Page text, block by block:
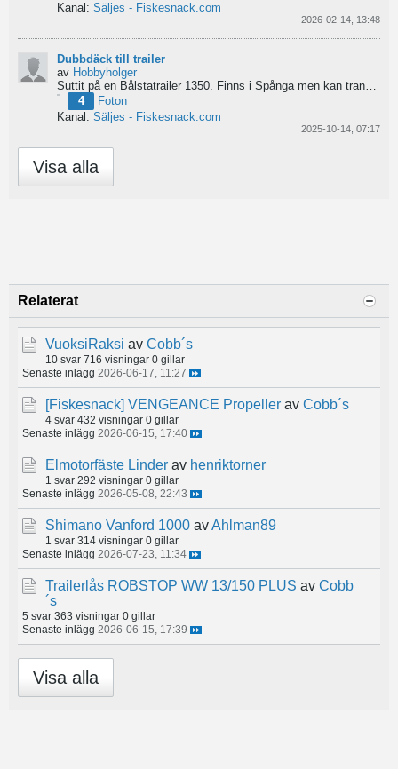
Kanal: Säljes - Fiskesnack.com
2026-02-14, 13:48
Dubbdäck till trailer
av Hobbyholger
Suttit på en Bålstatrailer 1350. Finns i Spånga men kan transporteras mot Linköping. 500kr
4
Foton
Kanal: Säljes - Fiskesnack.com
2025-10-14, 07:17
Visa alla
Relaterat
VuoksiRaksi av Cobb´s
10 svar 716 visningar 0 gillar
Senaste inlägg 2026-06-17, 11:27
[Fiskesnack] VENGEANCE Propeller av Cobb´s
4 svar 432 visningar 0 gillar
Senaste inlägg 2026-06-15, 17:40
Elmotorfäste Linder av henriktorner
1 svar 292 visningar 0 gillar
Senaste inlägg 2026-05-08, 22:43
Shimano Vanford 1000 avAhlman89
1 svar 314 visningar 0 gillar
Senaste inlägg 2026-07-23, 11:34
Trailerlås ROBSTOP WW 13/150 PLUS av Cobb
´s
5 svar 363 visningar 0 gillar
Senaste inlägg 2026-06-15, 17:39
Visa alla